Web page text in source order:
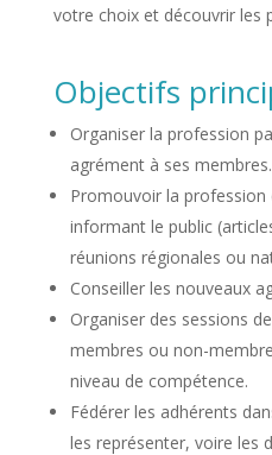
votre choix et découvrir les
Objectifs
Organiser la profession
agrément à ses membres.
Promouvoir la profession
informant le public
réunions régionales ou
Conseiller les nouveaux
Organiser des sessions
membres ou non-
niveau de compétence.
Fédérer les adhérents
les représenter, voire les